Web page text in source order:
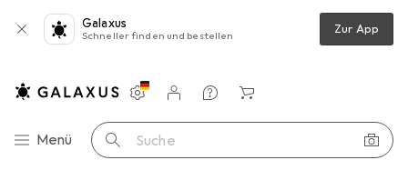
Galaxus
Schneller finden und bestellen Zur App
Navigation nach Kategorien
Menü Suche
Einstellungen
Kundenkonto
Vergleichslisten
Merklisten
Warenkorb